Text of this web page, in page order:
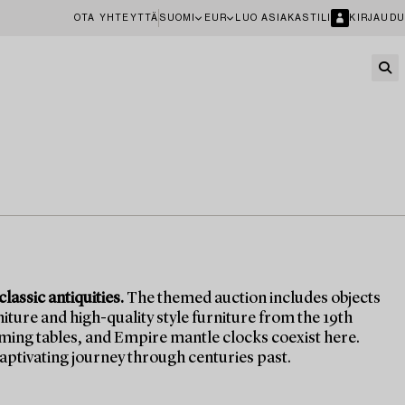
OTA YHTEYTTÄ SUOMI EUR LUO ASIAKASTILI KIRJAUDU
antiquities. The themed auction includes objects
and high-quality style furniture from the 19th
tables, and Empire mantle clocks coexist here.
journey through centuries past.